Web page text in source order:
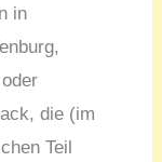
in
die (im
Teil